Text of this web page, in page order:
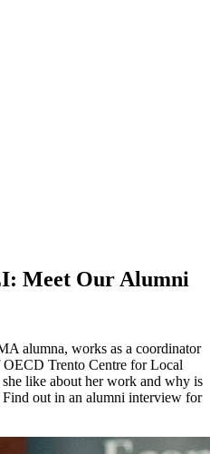
Meet Our Alumni
alumna, works as a coordinator
Trento Centre for Local
like about her work and why is
out in an alumni interview for